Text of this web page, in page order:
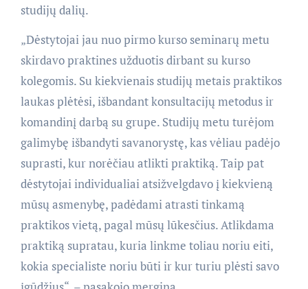
studijų dalių.
„Dėstytojai jau nuo pirmo kurso seminarų metu
skirdavo praktines užduotis dirbant su kurso
kolegomis. Su kiekvienais studijų metais praktikos
laukas plėtėsi, išbandant konsultacijų metodus ir
komandinį darbą su grupe. Studijų metu turėjom
galimybę išbandyti savanorystę, kas vėliau padėjo
suprasti, kur norėčiau atlikti praktiką. Taip pat
dėstytojai individualiai atsižvelgdavo į kiekvieną
mūsų asmenybę, padėdami atrasti tinkamą
praktikos vietą, pagal mūsų lūkesčius. Atlikdama
praktiką supratau, kuria linkme toliau noriu eiti,
kokia specialiste noriu būti ir kur turiu plėsti savo